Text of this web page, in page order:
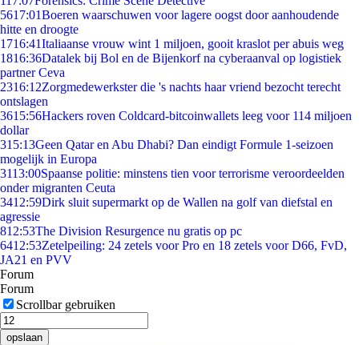
5617:01Boeren waarschuwen voor lagere oogst door aanhoudende
hitte en droogte
1716:41Italiaanse vrouw wint 1 miljoen, gooit kraslot per abuis weg
1816:36Datalek bij Bol en de Bijenkorf na cyberaanval op logistiek
partner Ceva
2316:12Zorgmedewerkster die 's nachts haar vriend bezocht terecht
ontslagen
3615:56Hackers roven Coldcard-bitcoinwallets leeg voor 114 miljoen
dollar
315:13Geen Qatar en Abu Dhabi? Dan eindigt Formule 1-seizoen
mogelijk in Europa
3113:00Spaanse politie: minstens tien voor terrorisme veroordeelden
onder migranten Ceuta
3412:59Dirk sluit supermarkt op de Wallen na golf van diefstal en
agressie
812:53The Division Resurgence nu gratis op pc
6412:53Zetelpeiling: 24 zetels voor Pro en 18 zetels voor D66, FvD,
JA21 en PVV
Forum
Forum
Scrollbar gebruiken
opslaan